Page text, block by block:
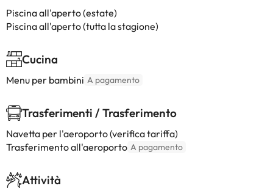
Piscina all'aperto (estate)
Piscina all'aperto (tutta la stagione)
Cucina
Menu per bambini A pagamento
Trasferimenti / Trasferimento
Navetta per l'aeroporto (verifica tariffa)
Trasferimento all'aeroporto A pagamento
Attività